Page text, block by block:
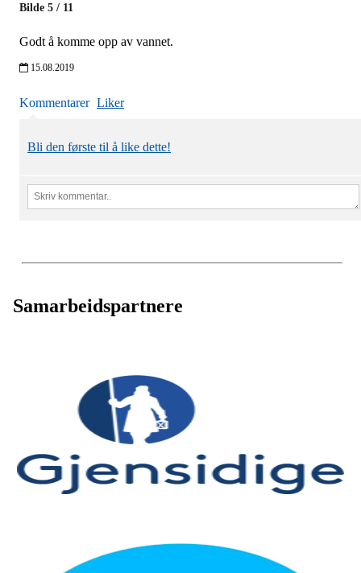
Bilde 5 / 11
Godt å komme opp av vannet.
15.08.2019
Kommentarer Liker
Bli den første til å like dette!
Samarbeidspartnere